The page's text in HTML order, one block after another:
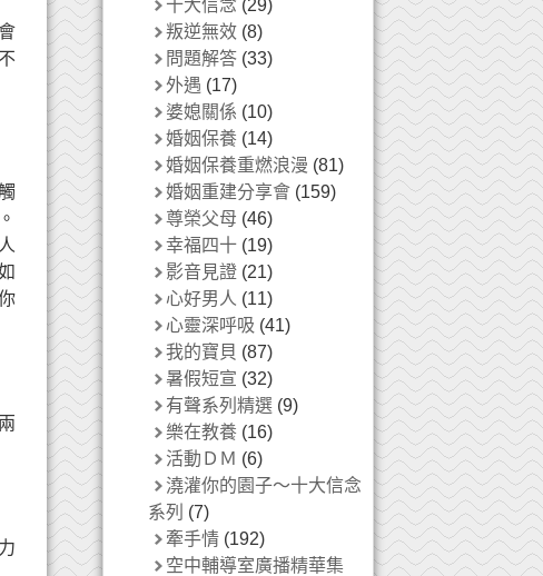
十大信念 (29)
叛逆無效(8)
問題解答(33)
外遇 (17)
婆媳關係 (10)
婚姻保養(14)
婚姻保養重燃浪漫 (81)
婚姻重建分享會(159)
尊榮父母 (46)
幸福四十(19)
影音見證(21)
心好男人 (11)
心靈深呼吸 (41)
我的寶貝 (87)
暑假短宣 (32)
有聲系列精選(9)
樂在教養(16)
活動ＤＭ (6)
澆灌你的園子～十大信念
系列 (7)
牽手情(192)
空中輔導室廣播精華集